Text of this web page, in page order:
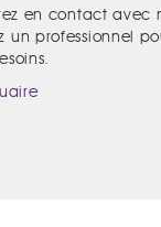
en contact avec
un professionnel